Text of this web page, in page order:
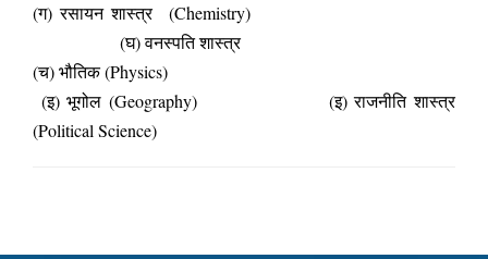
(ग) रसायन शास्त्र (Chemistry)
(घ) वनस्पति शास्त्र
(च) भौतिक (Physics)
(इ) भूगोल (Geography) (इ) राजनीति शास्त्र
(Political Science)